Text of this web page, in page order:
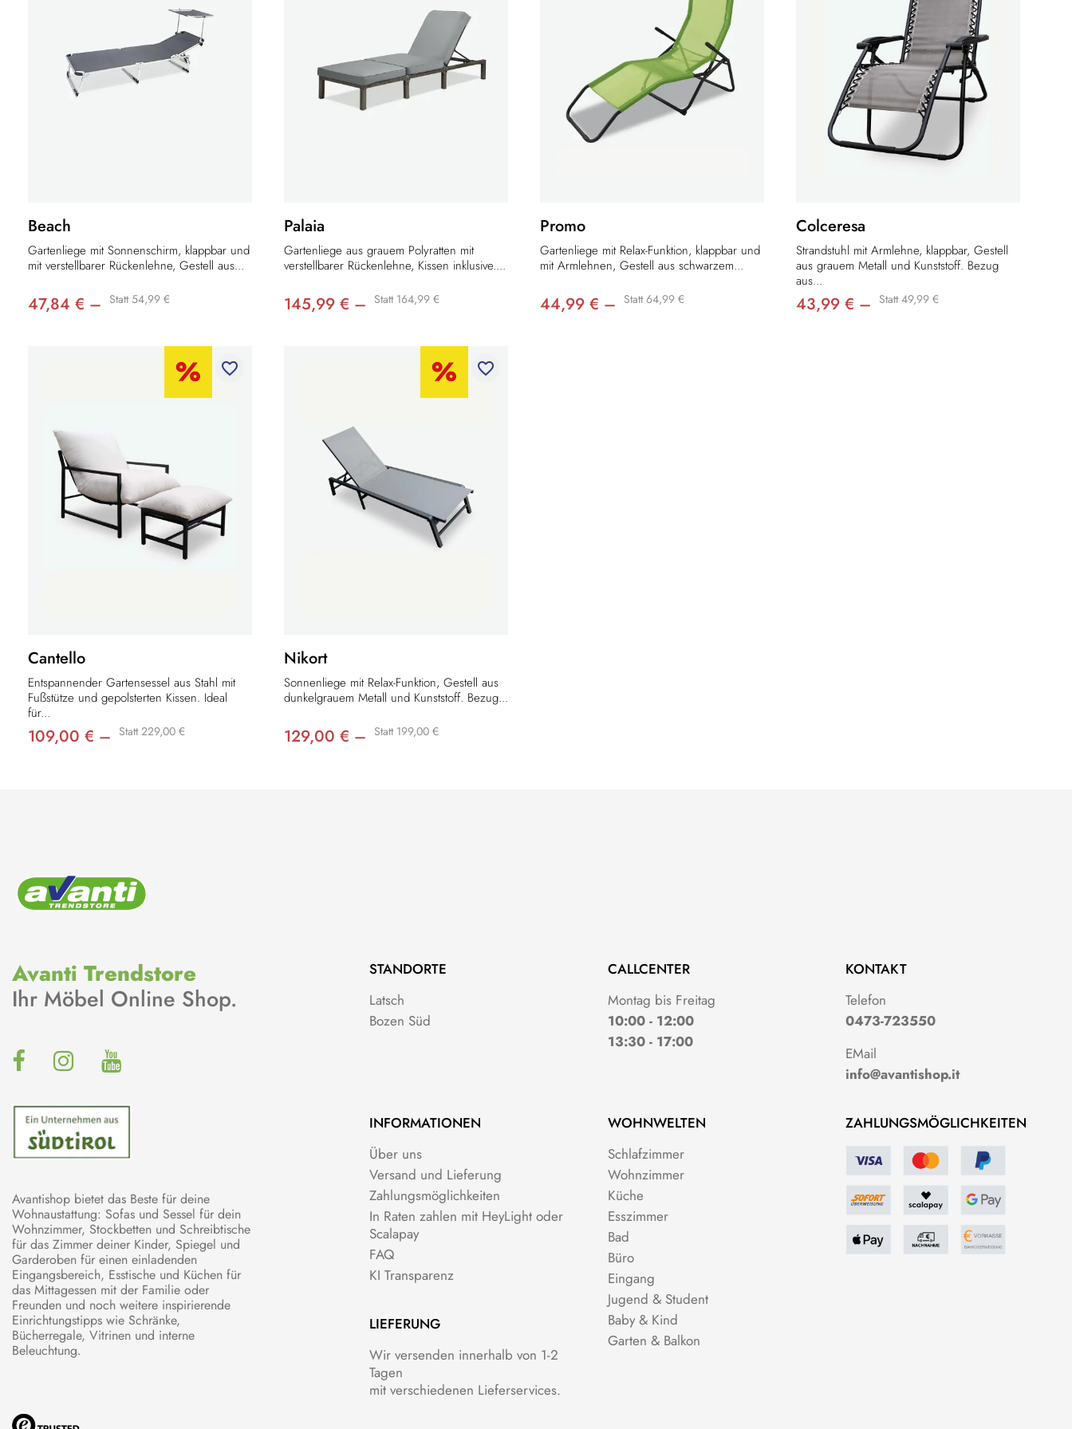
Beach
Gartenliege mit Sonnenschirm, klappbar und
mit verstellbarer Rückenlehne, Gestell aus...
47,84 € – Statt 54,99 €
Palaia
Gartenliege aus grauem Polyratten mit
verstellbarer Rückenlehne, Kissen inklusive....
145,99 € – Statt 164,99 €
Promo
Gartenliege mit Relax-Funktion, klappbar und
mit Armlehnen, Gestell aus schwarzem...
44,99 € – Statt 64,99 €
Colceresa
Strandstuhl mit Armlehne, klappbar, Gestell
aus grauem Metall und Kunststoff. Bezug
aus...
43,99 € – Statt 49,99 €
favorite_border
Cantello
Entspannender Gartensessel aus Stahl mit
Fußstütze und gepolsterten Kissen. Ideal
für...
109,00 € – Statt 229,00 €
favorite_border
Nikort
Sonnenliege mit Relax-Funktion, Gestell aus
dunkelgrauem Metall und Kunststoff. Bezug...
129,00 € – Statt 199,00 €
Avanti Trendstore
Ihr Möbel Online Shop.
Avantishop bietet das Beste für deine
Wohnaustattung: Sofas und Sessel für dein
Wohnzimmer, Stockbetten und Schreibtische
für das Zimmer deiner Kinder, Spiegel und
Garderoben für einen einladenden
Eingangsbereich, Esstische und Küchen für
das Mittagessen mit der Familie oder
Freunden und noch weitere inspirierende
Einrichtungstipps wie Schränke,
Bücherregale, Vitrinen und interne
Beleuchtung.
STANDORTE
Latsch
Bozen Süd
CALLCENTER
Montag bis Freitag
10:00 - 12:00
13:30 - 17:00
KONTAKT
Telefon
0473-723550
EMail
info@avantishop.it
INFORMATIONEN
Über uns
Versand und Lieferung
Zahlungsmöglichkeiten
In Raten zahlen mit HeyLight oder
Scalapay
FAQ
KI Transparenz
LIEFERUNG
Wir versenden innerhalb von 1-2
Tagen
mit verschiedenen Lieferservices.
WOHNWELTEN
Schlafzimmer
Wohnzimmer
Küche
Esszimmer
Bad
Büro
Eingang
Jugend & Student
Baby & Kind
Garten & Balkon
ZAHLUNGSMÖGLICHKEITEN